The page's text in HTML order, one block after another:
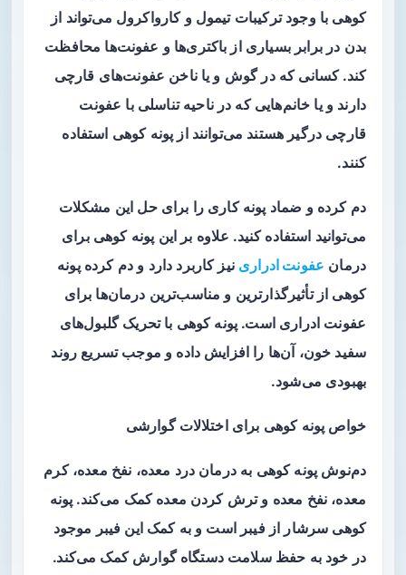
کوهی با وجود ترکیبات تیمول و کارواکرول می‌تواند از
بدن در برابر بسیاری از باکتری‌ها و عفونت‌ها محافظت
کند. کسانی که در گوش و یا ناخن عفونت‌های قارچی
دارند و یا خانم‌هایی که در ناحیه تناسلی با عفونت
قارچی درگیر هستند می‌توانند از پونه کوهی استفاده
کنند.
دم کرده و ضماد پونه کاری را برای حل این مشکلات
می‌توانید استفاده کنید. علاوه بر این پونه کوهی برای
درمان عفونت ادراری نیز کاربرد دارد و دم کرده پونه
کوهی از تأثیرگذارترین و مناسب‌ترین درمان‌ها برای
عفونت ادراری است. پونه کوهی با تحریک گلبول‌های
سفید خون، آن‌ها را افزایش داده و موجب تسریع روند
بهبودی می‌شود.
خواص پونه کوهی برای اختلالات گوارشی
دم‌نوش پونه کوهی به درمان درد معده، نفخ معده، کرم
معده، نفخ معده و ترش کردن معده کمک می‌کند. پونه
کوهی سرشار از فیبر است و به کمک این فیبر موجود
در خود به حفظ سلامت دستگاه گوارش کمک می‌کند.